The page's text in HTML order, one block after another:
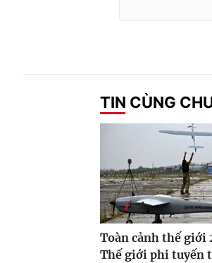
TIN CÙNG
Toàn cảnh thế giới
Thế giới phi tuyến